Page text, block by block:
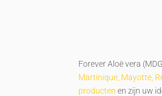
Forever Aloë vera
Martinique, Mayotte,
producten en zijn uw